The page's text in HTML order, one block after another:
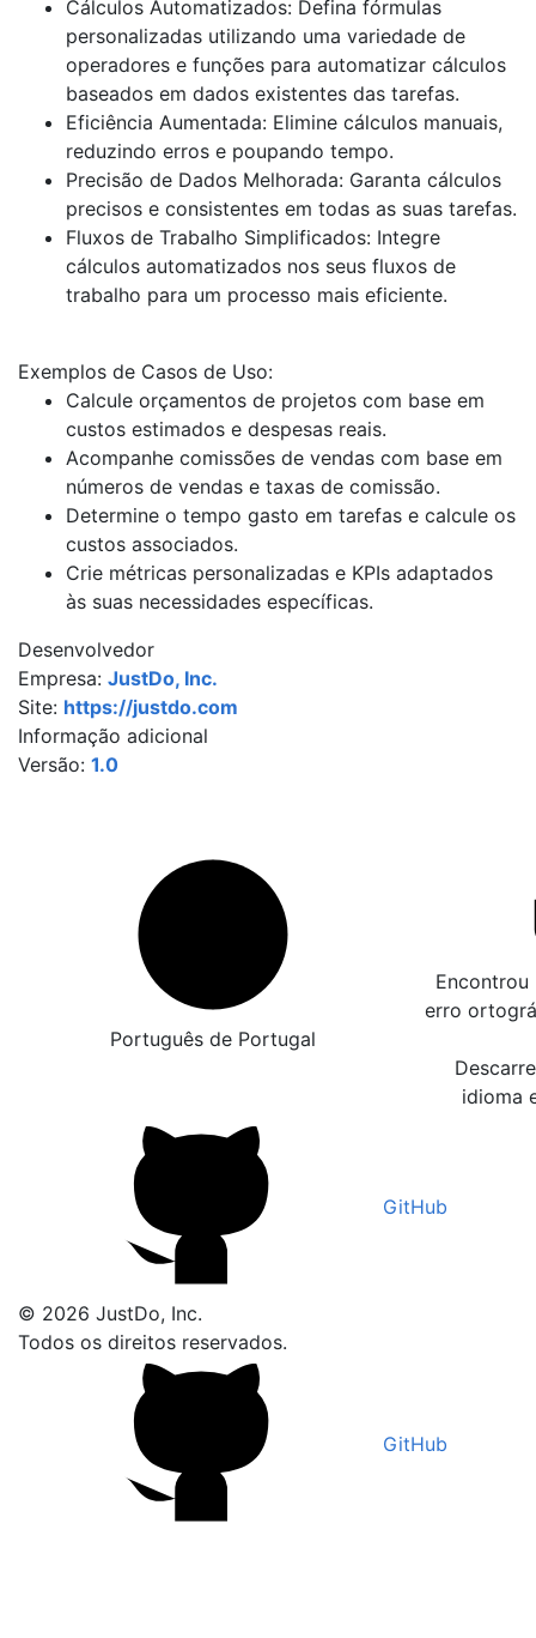
Cálculos Automatizados: Defina fórmulas
personalizadas utilizando uma variedade de
operadores e funções para automatizar cálculos
baseados em dados existentes das tarefas.
Eficiência Aumentada: Elimine cálculos manuais,
reduzindo erros e poupando tempo.
Precisão de Dados Melhorada: Garanta cálculos
precisos e consistentes em todas as suas tarefas.
Fluxos de Trabalho Simplificados: Integre
cálculos automatizados nos seus fluxos de
trabalho para um processo mais eficiente.
Exemplos de Casos de Uso:
Calcule orçamentos de projetos com base em
custos estimados e despesas reais.
Acompanhe comissões de vendas com base em
números de vendas e taxas de comissão.
Determine o tempo gasto em tarefas e calcule os
custos associados.
Crie métricas personalizadas e KPIs adaptados
às suas necessidades específicas.
Desenvolvedor
Empresa: JustDo, Inc.
Site: https://justdo.com
Informação adicional
Versão: 1.0
Português de Portugal
Encontrou
erro
idioma
GitHub
© 2026 JustDo, Inc.
Todos os direitos reservados.
GitHub